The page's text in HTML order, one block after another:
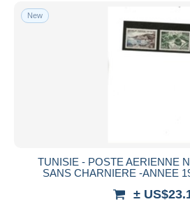
Free shipping
Maestro
New
TUNISIE - POSTE AERIENNE
SANS CHARNIERE -ANNEE
±